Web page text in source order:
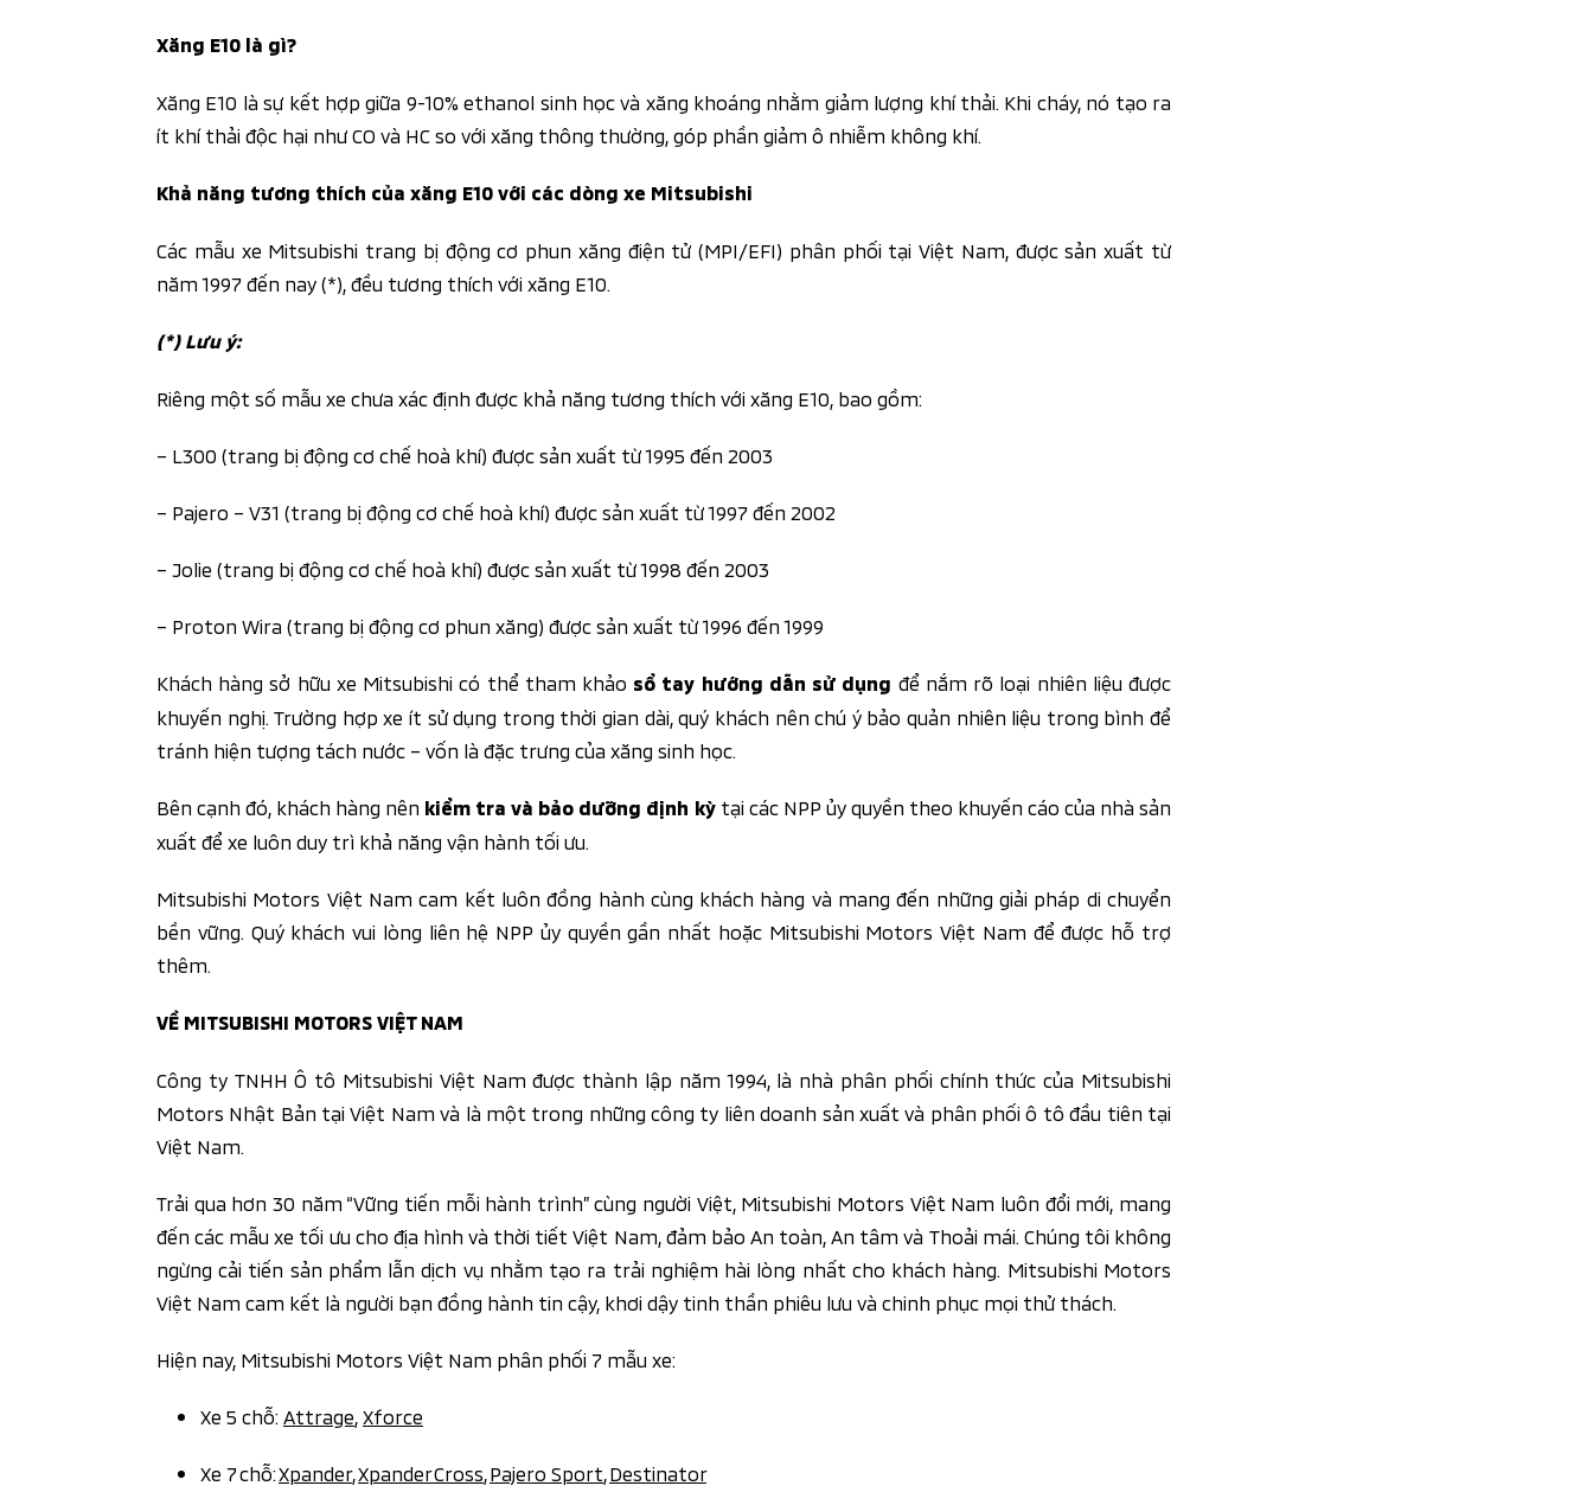
Xăng E10 là gì?
Xăng E10 là sự kết hợp giữa 9-10% ethanol sinh học và xăng khoáng nhằm giảm lượng khí thải. Khi cháy, nó tạo ra
ít khí thải độc hại như CO và HC so với xăng thông thường, góp phần giảm ô nhiễm không khí.
Khả năng tương thích của xăng E10 với các dòng xe Mitsubishi
Các mẫu xe Mitsubishi trang bị động cơ phun xăng điện tử (MPI/EFI) phân phối tại Việt Nam, được sản xuất từ
năm 1997 đến nay (*), đều tương thích với xăng E10.
(*) Lưu ý:
Riêng một số mẫu xe chưa xác định được khả năng tương thích với xăng E10, bao gồm:
– L300 (trang bị động cơ chế hoà khí) được sản xuất từ 1995 đến 2003
– Pajero – V31 (trang bị động cơ chế hoà khí) được sản xuất từ 1997 đến 2002
– Jolie (trang bị động cơ chế hoà khí) được sản xuất từ 1998 đến 2003
– Proton Wira (trang bị động cơ phun xăng) được sản xuất từ 1996 đến 1999
Khách hàng sở hữu xe Mitsubishi có thể tham khảo sổ tay hướng dẫn sử dụng để nắm rõ loại nhiên liệu được
khuyến nghị. Trường hợp xe ít sử dụng trong thời gian dài, quý khách nên chú ý bảo quản nhiên liệu trong bình để
tránh hiện tượng tách nước – vốn là đặc trưng của xăng sinh học.
Bên cạnh đó, khách hàng nên kiểm tra và bảo dưỡng định kỳtại các NPP ủy quyền theo khuyến cáo của nhà sản
xuất để xe luôn duy trì khả năng vận hành tối ưu.
Mitsubishi Motors Việt Nam cam kết luôn đồng hành cùng khách hàng và mang đến những giải pháp di chuyển
bền vững. Quý khách vui lòng liên hệ NPP ủy quyền gần nhất hoặc Mitsubishi Motors Việt Nam để được hỗ trợ
thêm.
VỀ MITSUBISHI MOTORS VIỆT NAM
Công ty TNHH Ô tô Mitsubishi Việt Nam được thành lập năm 1994, là nhà phân phối chính thức của Mitsubishi
Motors Nhật Bản tại Việt Nam và là một trong những công ty liên doanh sản xuất và phân phối ô tô đầu tiên tại
Việt Nam.
Trải qua hơn 30 năm “Vững tiến mỗi hành trình” cùng người Việt, Mitsubishi Motors Việt Nam luôn đổi mới, mang
đến các mẫu xe tối ưu cho địa hình và thời tiết Việt Nam, đảm bảo An toàn, An tâm và Thoải mái. Chúng tôi không
ngừng cải tiến sản phẩm lẫn dịch vụ nhằm tạo ra trải nghiệm hài lòng nhất cho khách hàng. Mitsubishi Motors
Việt Nam cam kết là người bạn đồng hành tin cậy, khơi dậy tinh thần phiêu lưu và chinh phục mọi thử thách.
Hiện nay, Mitsubishi Motors Việt Nam phân phối 7 mẫu xe:
Xe 5 chỗ: Attrage Xforce
Xe 7chỗ:Xpander,Xpander Cross Pajero Sport Destinator